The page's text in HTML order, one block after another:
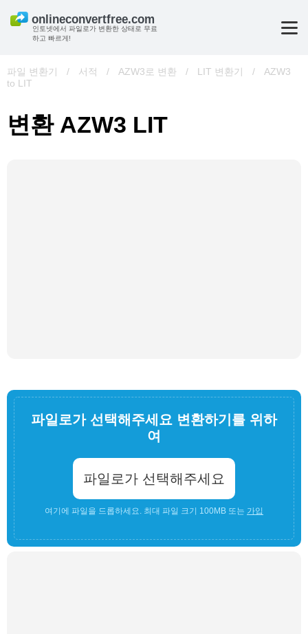
인토넷에서 파일로가 변환한 상태로 무료
하고 빠르게!
파일 변환기 / 서적 / AZW3로 변환 / LIT 변환기 /
AZW3
to LIT
변환 AZW3 LIT
파일로가 선택해주세요 변환하기를 위하
여
파일로가 선택해주세요
여기에 파일을 드롭하세요. 최대 파일 크기 100MB 또는 가입